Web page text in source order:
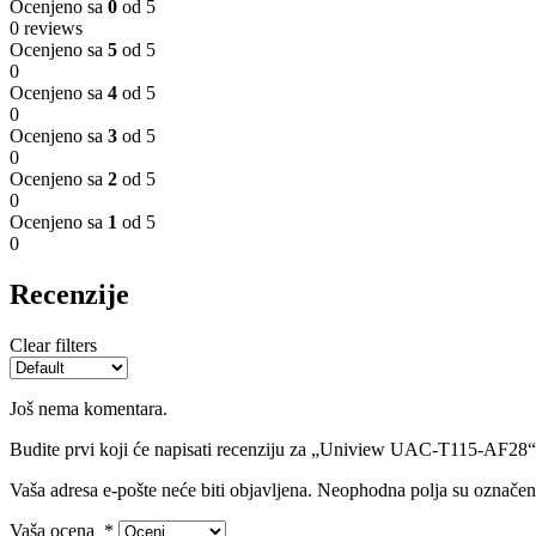
Ocenjeno sa 0 od 5
0 reviews
Ocenjeno sa 5 od 5
0
Ocenjeno sa 4 od 5
0
Ocenjeno sa 3 od 5
0
Ocenjeno sa 2 od 5
0
Ocenjeno sa 1 od 5
0
Recenzije
Clear filters
Još nema komentara.
Budite prvi koji će napisati recenziju za „Uniview UAC-T115-AF28“
Vaša adresa e-pošte neće biti objavljena. Neophodna polja su
Vaša ocena *